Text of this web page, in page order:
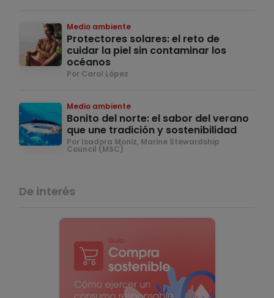
Medio ambiente
Protectores solares: el reto de
cuidar la piel sin contaminar los
océanos
Por Carol López
Medio ambiente
Bonito del norte: el sabor del verano
que une tradición y sostenibilidad
Por Isadora Moniz, Marine Stewardship
Council (MSC)
De interés